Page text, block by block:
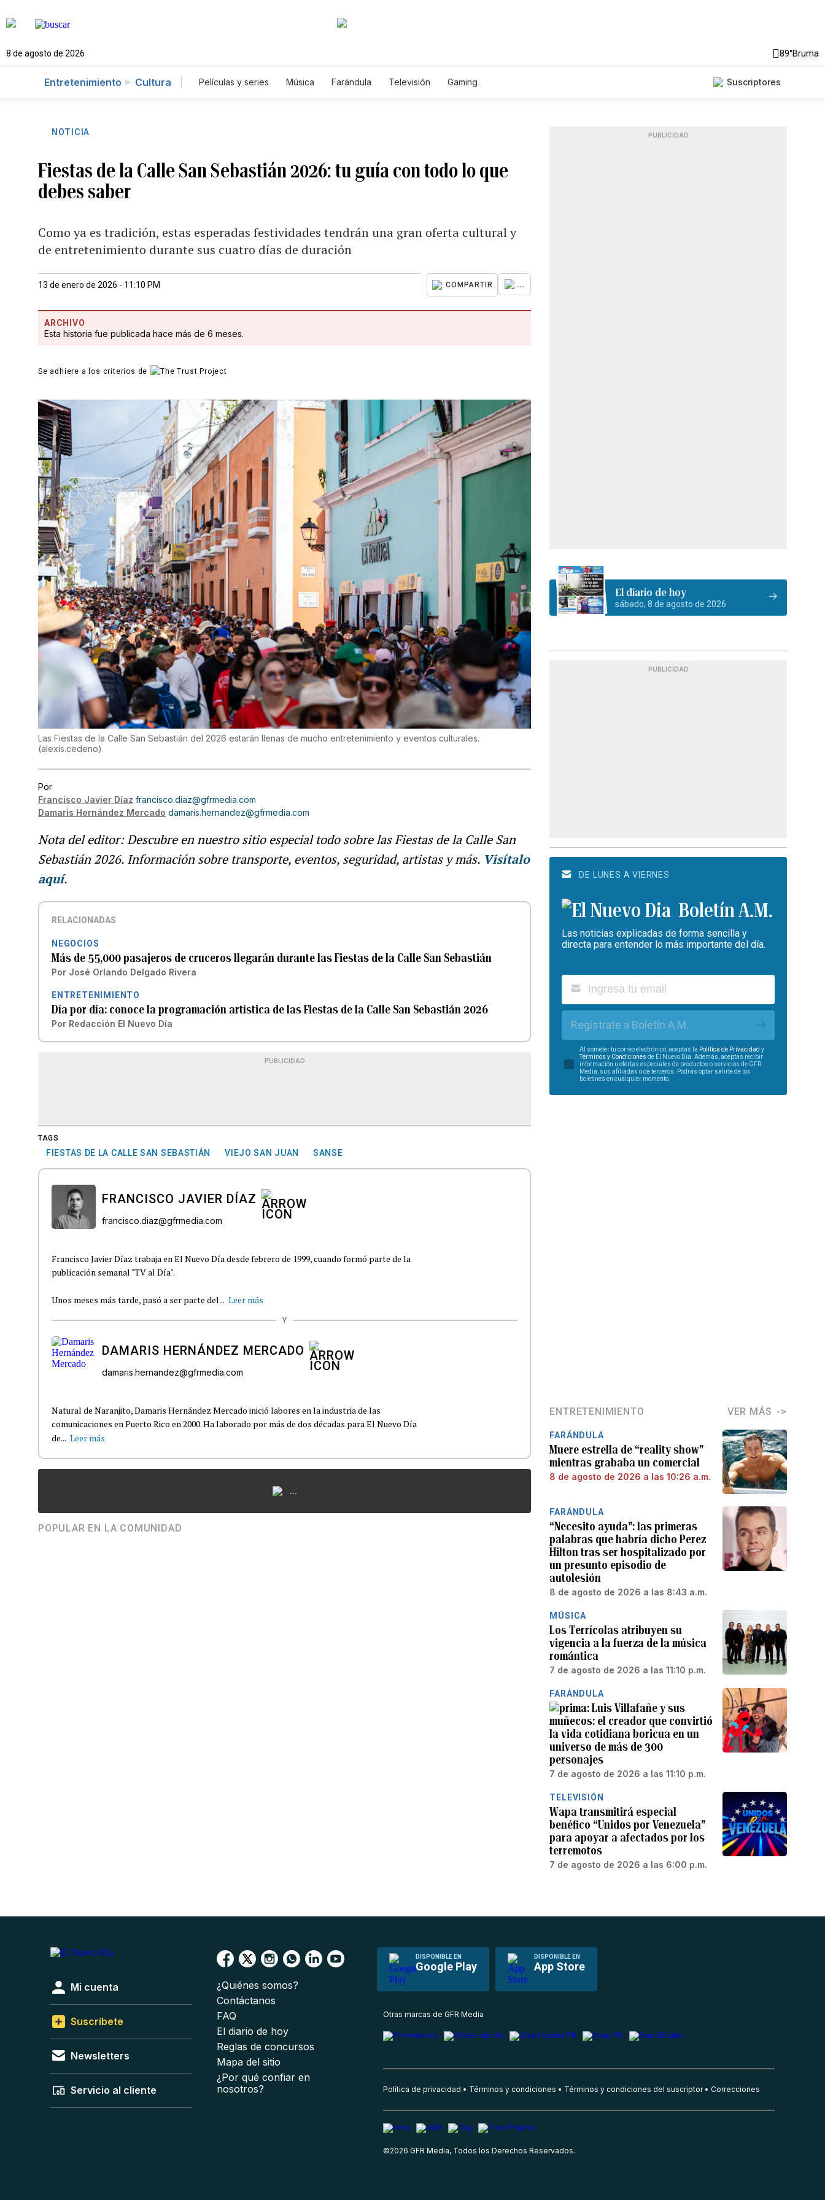
8 de agosto de 2026 89°Bruma
Entretenimiento Cultura Películas y series Música Farándula Televisión Gaming Suscriptores
NOTICIA
Fiestas de la Calle San Sebastián 2026: tu guía con todo lo que
debes saber
Como ya es tradición, estas esperadas festividades tendrán una gran oferta cultural y
de entretenimiento durante sus cuatro días de duración
13 de enero de 2026 - 11:10 PM COMPARTIR ...
ARCHIVO
Esta historia fue publicada hace más de 6 meses.
Se adhiere a los criterios de
Las Fiestas de la Calle San Sebastián del 2026 estarán llenas de mucho entretenimiento y eventos culturales.
(alexis.cedeno)
Por
Francisco Javier Díaz francisco.diaz@gfrmedia.com
Damaris Hernández Mercado damaris.hernandez@gfrmedia.com
Nota del editor: Descubre en nuestro sitio especial todo sobre las Fiestas de la Calle San
Sebastián 2026. Información sobre transporte, eventos, seguridad, artistas y más. Visítalo
aquí.
RELACIONADAS
NEGOCIOS
Más de 55,000 pasajeros de cruceros llegarán durante las Fiestas de la Calle San Sebastián
Por José Orlando Delgado Rivera
ENTRETENIMIENTO
Día por día: conoce la programación artística de las Fiestas de la Calle San Sebastián 2026
Por Redacción El Nuevo Día
PUBLICIDAD
TAGS
FIESTAS DE LA CALLE SAN SEBASTIÁN VIEJO SAN JUAN SANSE
FRANCISCO JAVIER DÍAZ
francisco.diaz@gfrmedia.com
Francisco Javier Díaz trabaja en El Nuevo Día desde febrero de 1999, cuando formó parte de la
publicación semanal "TV al Día".
Unos meses más tarde, pasó a ser parte del... Leer más
Y
DAMARIS HERNÁNDEZ MERCADO
damaris.hernandez@gfrmedia.com
Natural de Naranjito, Damaris Hernández Mercado inició labores en la industria de las
comunicaciones en Puerto Rico en 2000. Ha laborado por más de dos décadas para El Nuevo Día
de... Leer más
...
POPULAR EN LA COMUNIDAD
PUBLICIDAD
El diario de hoy
sábado, 8 de agosto de 2026
PUBLICIDAD
DE LUNES A VIERNES
Boletín A.M.
Las noticias explicadas de forma sencilla y
directa para entender lo más importante del día.
Regístrate a Boletín A.M.
Al someter tu correo electrónico, aceptas la Política de Privacidad y
Términos y Condiciones de El Nuevo Día. Además, aceptas recibir
información u ofertas especiales de productos o servicios de GFR
Media, sus afiliadas o de terceros. Podrás optar salirte de los
boletines en cualquier momento.
ENTRETENIMIENTO VER MÁS
FARÁNDULA
Muere estrella de “reality show”
mientras grababa un comercial
8 de agosto de 2026 a las 10:26 a.m.
FARÁNDULA
“Necesito ayuda”: las primeras
palabras que habría dicho Perez
Hilton tras ser hospitalizado por
un presunto episodio de
autolesión
8 de agosto de 2026 a las 8:43 a.m.
MÚSICA
Los Terrícolas atribuyen su
vigencia a la fuerza de la música
romántica
7 de agosto de 2026 a las 11:10 p.m.
FARÁNDULA
Luis Villafañe y sus
muñecos: el creador que convirtió
la vida cotidiana boricua en un
universo de más de 300
personajes
7 de agosto de 2026 a las 11:10 p.m.
TELEVISIÓN
Wapa transmitirá especial
benéfico “Unidos por Venezuela”
para apoyar a afectados por los
terremotos
7 de agosto de 2026 a las 6:00 p.m.
DISPONIBLE EN
Google Play
DISPONIBLE EN
App Store
Mi cuenta
Suscríbete
Newsletters
Servicio al cliente
¿Quiénes somos?
Contáctanos
FAQ
El diario de hoy
Reglas de concursos
Mapa del sitio
¿Por qué confiar en
nosotros?
Otras marcas de GFR Media
Política de privacidad Términos y condiciones Términos y condiciones del suscriptor Correcciones
©2026 GFR Media, Todos los Derechos Reservados.